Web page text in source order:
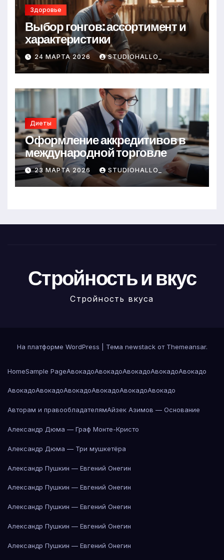
Здоровье
Выбор гонгов: ассортимент и
характеристики
24 МАРТА 2026 STUDIOHALLO_
Диеты
Оформление аккредитивов в
международной торговле
23 МАРТА 2026 STUDIOHALLO_
Стройность и вкус
Стройность вкуса
На платформе WordPress Тема newstack от Themeansar.
HomeSample PageАвокадоАвокадоАвокадоАвокадоАвокадо
АвокадоАвокадоАвокадоАвокадоАвокадоАвокадо
Авторам и правообладателямАйзек Азимов — Основание
Александр Дюма — Граф Монте-Кристо
Александр Дюма — Три мушкетёра
Александр Пушкин — Евгений Онегин
Александр Пушкин — Евгений Онегин
Александр Пушкин — Евгений Онегин
Александр Пушкин — Евгений Онегин
Александр Пушкин — Евгений Онегин